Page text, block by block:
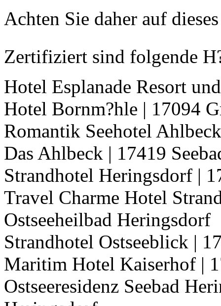
Achten Sie daher auf
Zertifiziert sind folgende
Hotel Esplanade Resort
Hotel Bornm?hle | 17094
Romantik Seehotel
Das Ahlbeck | 17419
Strandhotel Heringsdorf |
Travel Charme Hotel
Ostseeheilbad Heringsdorf
Strandhotel Ostseeblick |
Maritim Hotel Kaiserhof |
Ostseeresidenz Seebad